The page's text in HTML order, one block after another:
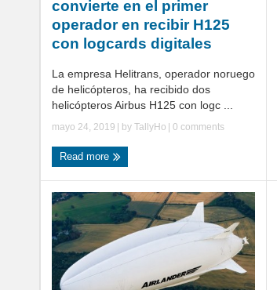
convierte en el primer
operador en recibir H125
con logcards digitales
La empresa Helitrans, operador noruego
de helicópteros, ha recibido dos
helicópteros Airbus H125 con logc ...
mayo 24, 2019 | by TallyHo 0 comments
Read more